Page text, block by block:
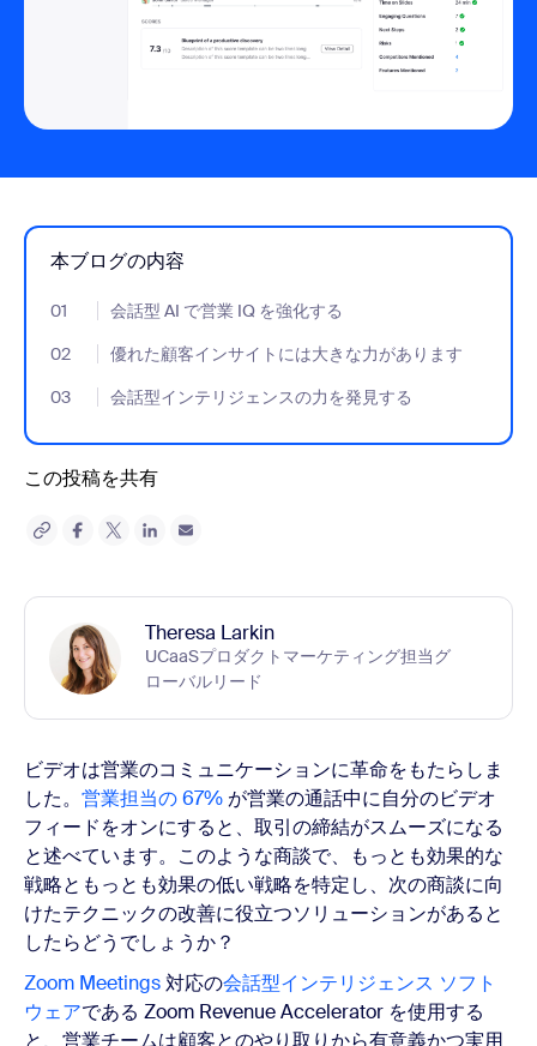
本ブログの内容
01 会話型 AI で営業 IQ を強化する
- Jumplink to 会話型 AI で営業 IQ を強化する
02
優れた顧客インサイトには大きな力があります
- Jumplink to 優れた顧客インサイトには大きな力があります
03
会話型インテリジェンスの力を発見する
- Jumplink to 会話型インテリジェンスの力を発見する
この投稿を共有
Theresa Larkin
UCaaSプロダクトマーケティング担当グ
ローバルリード
ビデオは営業のコミュニケーションに革命をもたらしま
した。 営業担当の 67% が営業の通話中に自分のビデオ
フィードをオンにすると、取引の締結がスムーズになる
と述べています。このような商談で、もっとも効果的な
戦略ともっとも効果の低い戦略を特定し、次の商談に向
けたテクニックの改善に役立つソリューションがあると
したらどうでしょうか？
Zoom Meetings対応の会話型インテリジェンス ソフト
ウェアである Zoom Revenue Accelerator を使用する
と、営業チームは顧客とのやり取りから有意義かつ実用